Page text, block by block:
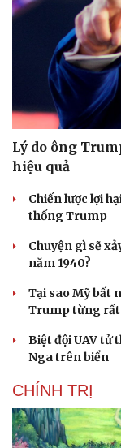
Lý do ông
hiệu quả
Chiến lược lợi
thống Trump
Chuyện gì sẽ
năm 1940?
Tại sao Mỹ bất
Trump từng rất
Biệt đội UAV tử
Nga trên biển
CHÍNH TRỊ